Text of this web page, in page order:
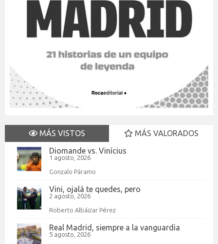
MÁS VISTOS
MÁS VALORADOS
Diomande vs. Vinícius
1 agosto, 2026
Gonzalo Páramo
Vini, ojalá te quedes, pero
2 agosto, 2026
Roberto Albáizar Pérez
Real Madrid, siempre a la vanguardia
5 agosto, 2026